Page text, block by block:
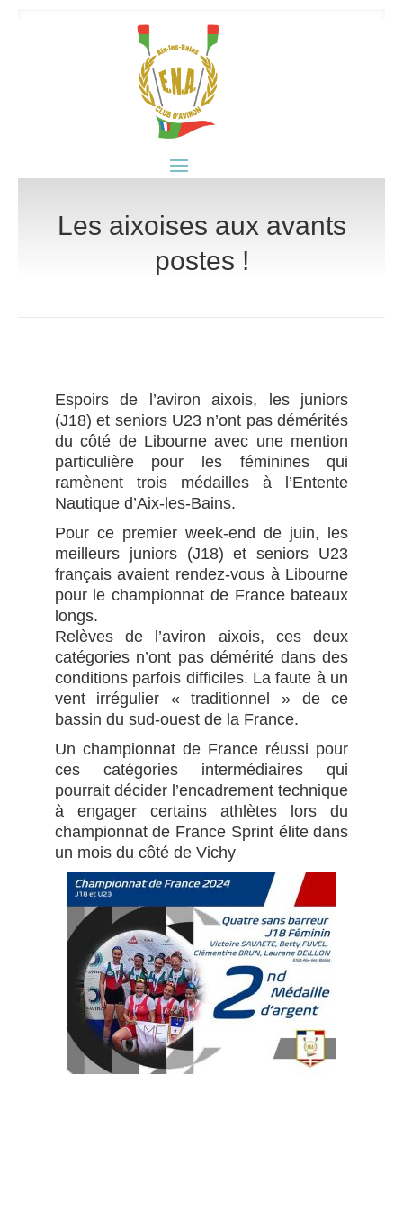
Les aixoises aux avants
postes !
Espoirs de l’aviron aixois, les juniors
(J18) et seniors U23 n’ont pas démérités
du côté de Libourne avec une mention
particulière pour les féminines qui
ramènent trois médailles à l’Entente
Nautique d’Aix-les-Bains.
Pour ce premier week-end de juin, les
meilleurs juniors (J18) et seniors U23
français avaient rendez-vous à Libourne
pour le championnat de France bateaux
longs.
Relèves de l’aviron aixois, ces deux
catégories n’ont pas démérité dans des
conditions parfois difficiles. La faute à un
vent irrégulier « traditionnel » de ce
bassin du sud-ouest de la France.
Un championnat de France réussi pour
ces catégories intermédiaires qui
pourrait décider l’encadrement technique
à engager certains athlètes lors du
championnat de France Sprint élite dans
un mois du côté de Vichy